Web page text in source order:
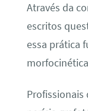
Através da
escritos
essa prática
Profissionais